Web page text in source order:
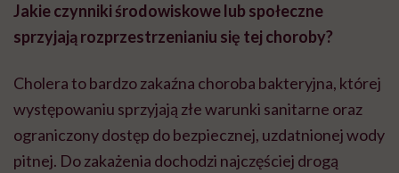
Jakie czynniki środowiskowe lub społeczne
sprzyjają rozprzestrzenianiu się tej choroby?
Cholera to bardzo zakaźna choroba bakteryjna, której
występowaniu sprzyjają złe warunki sanitarne oraz
ograniczony dostęp do bezpiecznej, uzdatnionej wody
pitnej. Do zakażenia dochodzi najczęściej drogą